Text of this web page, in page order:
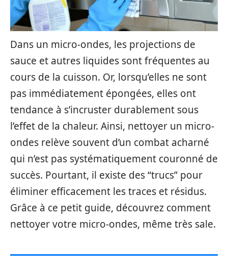
Dans un micro-ondes, les projections de
sauce et autres liquides sont fréquentes au
cours de la cuisson. Or, lorsqu’elles ne sont
pas immédiatement épongées, elles ont
tendance à s’incruster durablement sous
l’effet de la chaleur. Ainsi, nettoyer un micro-
ondes relève souvent d’un combat acharné
qui n’est pas systématiquement couronné de
succès. Pourtant, il existe des “trucs” pour
éliminer efficacement les traces et résidus.
Grâce à ce petit guide, découvrez comment
nettoyer votre micro-ondes, même très sale.